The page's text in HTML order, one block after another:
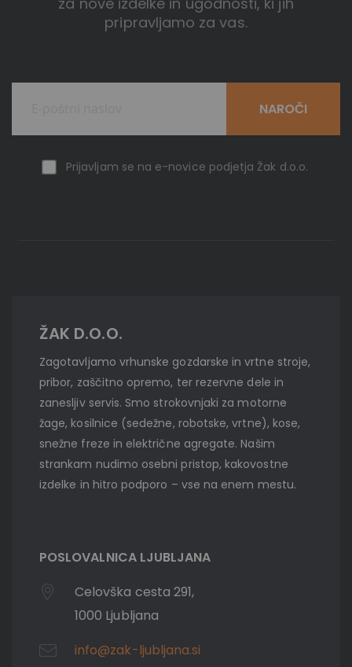
pripravljamo za vas.
Prijavljam se na e-novice podjetja Žak d.o.o.
NAROČI
ŽAK D.O.O.
Zagotavljamo vrhunske gozdarske in vrtne stroje,
pribor, zaščitno opremo, ter rezervne dele in
zanesljiv servis. Smo strokovnjaki za motorne
žage, kosilnice (sedežne, robotske, vrtne), kose,
snežne freze in električne agregate. Našim
strankam nudimo osebni pristop, kakovostne
izdelke in hitro podporo – vse na enem mestu.
POSLOVALNICA LJUBLJANA
Celovška cesta 291,
1000 Ljubljana
info@zak-ljubljana.si